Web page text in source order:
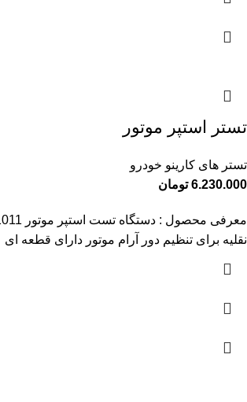
تستر استپر موتور
تستر های کارینو خودرو
6.230.000 تومان
نقلیه برای تنظیم دور آرام موتور دارای قطعه ای